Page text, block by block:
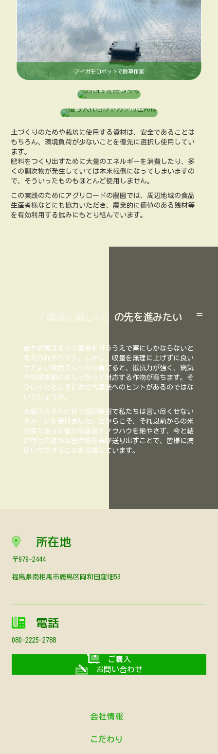
アイガモロボットで除草作業
酒粕を発酵肥料に
借り入れ後のフカフカ田んぼ
土づくりのためや栽培に使用する資材は、安全であることは
もちろん、環境負荷が少ないことを優先に選択し使用してい
ます。
肥料をつくり出すために大量のエネルギーを消費したり、多
くの副次物が発生していては本末転倒になってしまいますの
で、そういったものもほとんど使用しません。
この実践のためにアグリロードの農園では、周辺地域の食品
生産者様などにも協力いただき、農業的に価値のある残材等
を有効利用する試みにもとり組んでいます。
「環境に優しい」の先を進みたい
虫や病気はすべて農業を行ううえで害にしかならないと
考えられがちです。しかし、収量を無理に上げずに良い
土とよい環境でしっかり育てると、抵抗力が強く、病気
や気候変動にもしっかりと対応する作物が育ちます。そ
ういったところに次世代農業へのヒントがあるのではな
いでしょうか。
大震災とそれに伴う風評被害で私たちは言い尽くせない
ダメージを受けました。だからこそ、それ以前からの米
生産で培った確かな品質とノウハウを絶やさず、今と結
び付けた確かな農産物を再び送り出すことで、皆様に満
足いただけることを目指しています。
所在地
〒979-2444
福島県南相馬市鹿島区岡和田窪畑53
電話
080-2225-2788
ご購入
お問い合わせ
会社情報
こだわり